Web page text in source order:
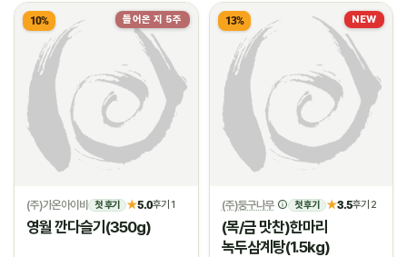
들어온 지 5주
10%
(주)가온아이비 첫 후기 ★5.0후기 1
영월 깐다슬기(350g)
NEW
13%
(주)둥구나무 첫 후기 ★3.5후기 2
(목/금 맛찬)한마리
녹두삼계탕(1.5kg)